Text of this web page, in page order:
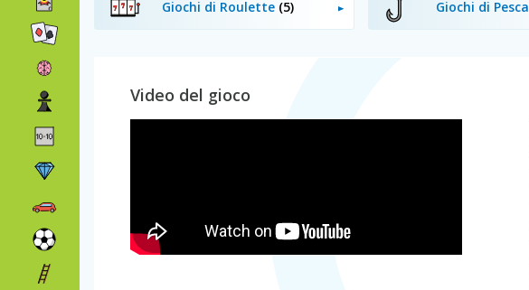
Giochi di Roulette (5) Giochi di Pesca
Video del gioco